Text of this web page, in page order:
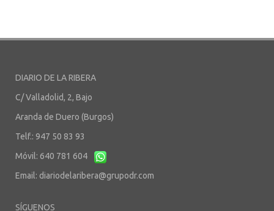
DIARIO DE LA RIBERA
C/ Valladolid, 2, Bajo
Aranda de Duero (Burgos)
Telf.: 947 50 83 93
Móvil: 640 781 604
Email: diariodelaribera@grupodr.com
SÍGUENOS